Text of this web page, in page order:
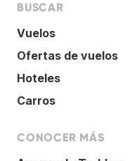
BUSCAR
Vuelos
Ofertas de vuelos
Hoteles
Carros
CONOCER MÁS